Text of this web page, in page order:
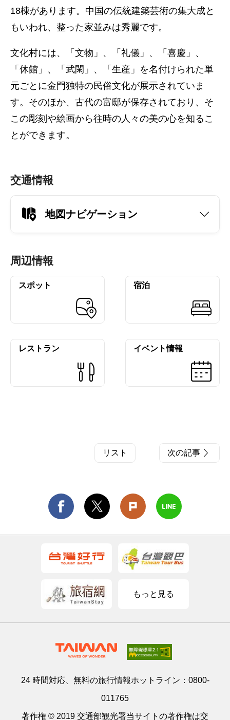
18棟があります。中国の伝統建築芸術の集大成と
もいわれ、整った家並みは秀麗です。
文化村には、「文物」、「礼儀」、「喜慶」、
「休館」、「武閑」、「生産」を名付けられた単
元ごとに金門独特の民俗文化が展示されていま
す。そのほか、古代の富邸が保存されており、そ
この彫刻や絵画から往時の人々の美の心を知るこ
とができます。
交通情報
地図ナビゲーション
周辺情報
スポット 宿泊
レストラン イベント情報
リスト 次の記事
もっと見る
24 時間対応、無料の旅行情報ホットライン： 0800-
011765
著作権 © 2019 交通部観光署当サイトの著作権は交